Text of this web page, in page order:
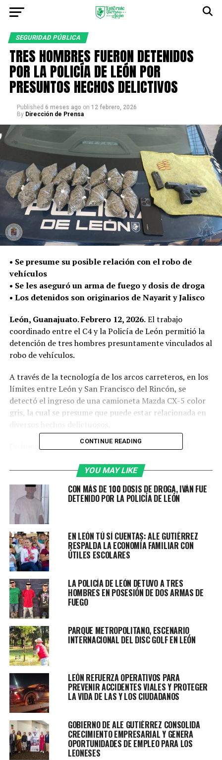
SEGURIDAD PÚBLICA
TRES HOMBRES FUERON DETENIDOS
POR LA POLICÍA DE LEÓN POR
PRESUNTOS HECHOS DELICTIVOS
Published 6 meses ago on 12 febrero, 2026
By Dirección de Prensa
• Se presume su posible relación con el robo de
vehículos
• Se les aseguró un arma de fuego y dosis de droga
• Los detenidos son originarios de Nayarit y Jalisco
León, Guanajuato. Febrero 12, 2026.El trabajo
coordinado entre el C4 y la Policía de León permitió la
detención de tres hombres presuntamente vinculados al
robo de vehículos.
A través de la tecnología de los arcos carreteros, en los
límites entre León y San Francisco del Rincón, se
detectó el ingreso de una camioneta Mazda CX-5 color
gris, la cual se presume que puede estar relacionada en
De inmediato se activó el seguimiento mediante el
bulevar Paseo de los Insurgentes.
Con esta información, elementos de Policía y Policía
Vial desplegaron un operativo de búsqueda. A la altura
de la colonia Lindavista fue localizada una camioneta
que coincidía con las características señaladas.
Al aproximarse, los oficiales solicitaron al conductor
detener la marcha mediante comandos sonoros; sin
embargo, hizo caso omiso y aceleró, iniciando una
persecución.
Durante su intento de huida, el conductor ingresó a
diversas colonias hasta llegar a Chapalita, donde
impactó algunos vehículos. Sobre el bulevar Campeche,
casi esquina con San Francisco del Rincón Sur, los
tripulantes descendieron e intentaron escapar a pie,
pero metros adelante fueron alcanzados y detenidos.
Los implicados fueron identificados como:
• Daniel Ricardo “N”, originario de Nayarit
• Irving Francisco “N”, originario de Lagos de Moreno,
Jalisco
• Mario Eduardo “N”, originario de Lagos de Moreno,
Jalisco
CONTINUE READING
YOU MAY LIKE
CON MÁS DE 100 DOSIS DE DROGA, IVÁN FUE
DETENIDO POR LA POLICÍA DE LEÓN
EN LEÓN TÚ SÍ CUENTAS: ALE GUTIÉRREZ
RESPALDA LA ECONOMÍA FAMILIAR CON
ÚTILES ESCOLARES
LA POLICÍA DE LEÓN DETUVO A TRES
HOMBRES EN POSESIÓN DE DOS ARMAS DE
FUEGO
PARQUE METROPOLITANO, ESCENARIO
INTERNACIONAL DEL DISC GOLF EN LEÓN
LEÓN REFUERZA OPERATIVOS PARA
PREVENIR ACCIDENTES VIALES Y PROTEGER
LA VIDA DE LAS Y LOS CIUDADANOS
GOBIERNO DE ALE GUTIÉRREZ CONSOLIDA
CRECIMIENTO EMPRESARIAL Y GENERA
OPORTUNIDADES DE EMPLEO PARA LOS
LEONESES